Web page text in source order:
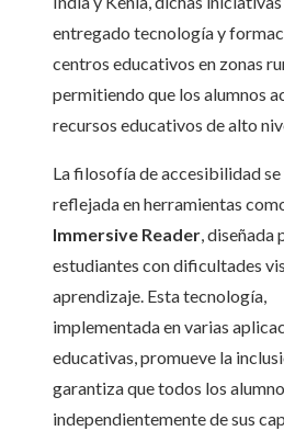
entregado tecnología y
centros educativos en zonas
permitiendo que los alumnos
recursos educativos de alto
La filosofía de accesibilidad se
reflejada en herramientas
Immersive Reader, diseñada
estudiantes con dificultades
aprendizaje. Esta tecnología,
implementada en varias
educativas, promueve la
garantiza que todos los
independientemente de sus